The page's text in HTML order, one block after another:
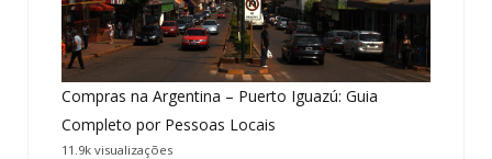
Compras na Argentina – Puerto Iguazú: Guia
Completo por Pessoas Locais
11.9k visualizações